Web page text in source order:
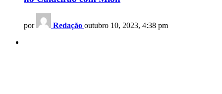
por Redação outubro 10, 2023, 4:38 pm